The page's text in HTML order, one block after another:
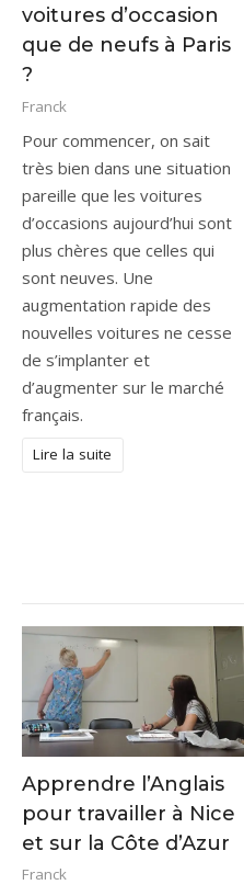
voitures d’occasion
que de neufs à Paris
?
Franck
Pour commencer, on sait
très bien dans une situation
pareille que les voitures
d’occasions aujourd’hui sont
plus chères que celles qui
sont neuves. Une
augmentation rapide des
nouvelles voitures ne cesse
de s’implanter et
d’augmenter sur le marché
français.
Lire la suite
Apprendre l’Anglais
pour travailler à Nice
et sur la Côte d’Azur
Franck